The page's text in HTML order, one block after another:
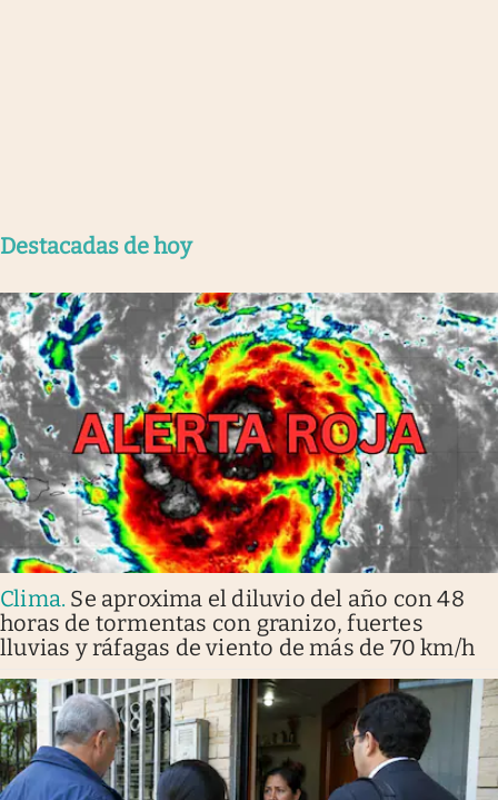
Destacadas de hoy
Clima. Se aproxima el diluvio del año con 48
horas de tormentas con granizo, fuertes
lluvias y ráfagas de viento de más de 70 km/h